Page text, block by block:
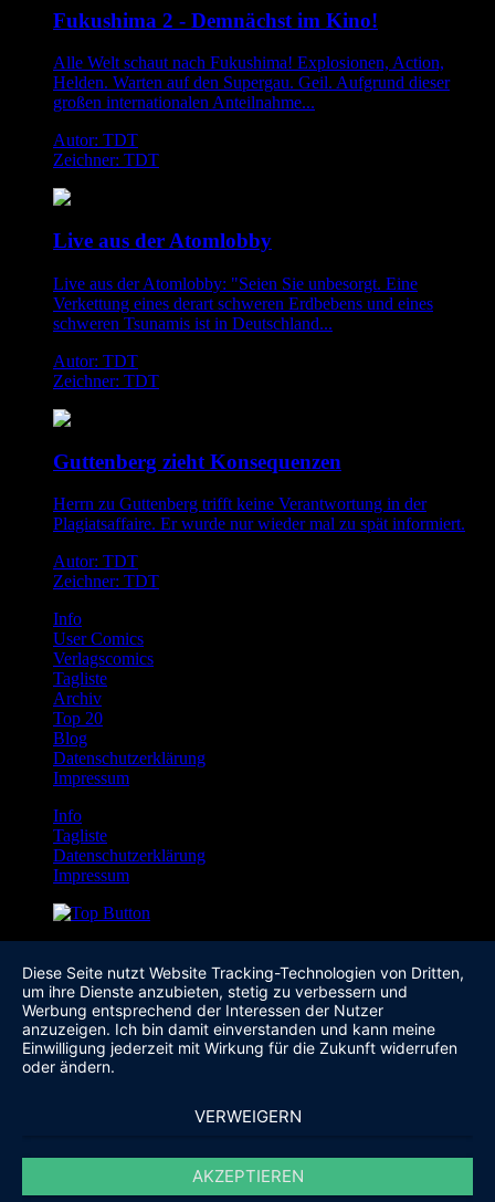
Fukushima 2 - Demnächst im Kino!
Alle Welt schaut nach Fukushima! Explosionen, Action,
Helden. Warten auf den Supergau. Geil. Aufgrund dieser
großen internationalen Anteilnahme...
Autor: TDT
Zeichner: TDT
Live aus der Atomlobby
Live aus der Atomlobby: "Seien Sie unbesorgt. Eine
Verkettung eines derart schweren Erdbebens und eines
schweren Tsunamis ist in Deutschland...
Autor: TDT
Zeichner: TDT
Guttenberg zieht Konsequenzen
Herrn zu Guttenberg trifft keine Verantwortung in der
Plagiatsaffaire. Er wurde nur wieder mal zu spät informiert.
Autor: TDT
Zeichner: TDT
Info
User Comics
Verlagscomics
Tagliste
Archiv
Top 20
Blog
Datenschutzerklärung
Impressum
Info
Tagliste
Datenschutzerklärung
Impressum
Diese Seite nutzt Website Tracking-Technologien von Dritten,
um ihre Dienste anzubieten, stetig zu verbessern und
Werbung entsprechend der Interessen der Nutzer
anzuzeigen. Ich bin damit einverstanden und kann meine
Einwilligung jederzeit mit Wirkung für die Zukunft widerrufen
oder ändern.
VERWEIGERN
AKZEPTIEREN